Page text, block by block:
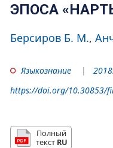
ЭПОСА
Берсиров Б. М.
Языкознание
https://doi.org/10.30853/
Полный
текст RU